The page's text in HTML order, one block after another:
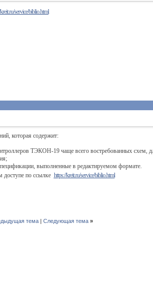
service/biblio.html
которая содержит:
ТЭКОН-19 чаще всего востребованных схем,
выполненные в редактируемом формате.
доступе по ссылке https://kreit.ru/service/biblio.html
тема| Следующая тема »